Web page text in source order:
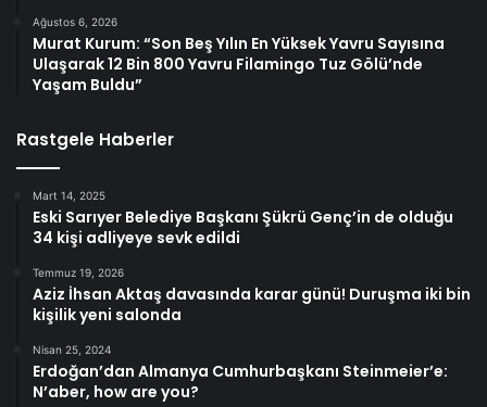
Ağustos 6, 2026
Murat Kurum: “Son Beş Yılın En Yüksek Yavru Sayısına
Ulaşarak 12 Bin 800 Yavru Filamingo Tuz Gölü’nde
Yaşam Buldu”
Rastgele Haberler
Mart 14, 2025
Eski Sarıyer Belediye Başkanı Şükrü Genç’in de olduğu
34 kişi adliyeye sevk edildi
Temmuz 19, 2026
Aziz İhsan Aktaş davasında karar günü! Duruşma iki bin
kişilik yeni salonda
Nisan 25, 2024
Erdoğan’dan Almanya Cumhurbaşkanı Steinmeier’e:
N’aber, how are you?